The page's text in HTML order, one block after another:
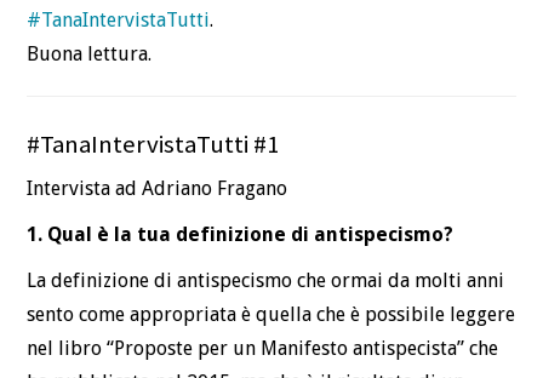
#TanaIntervistaTutti.
Buona lettura.
#TanaIntervistaTutti #1
Intervista ad Adriano Fragano
1. Qual è la tua definizione di antispecismo?
La definizione di antispecismo che ormai da molti anni
sento come appropriata è quella che è possibile leggere
nel libro “Proposte per un Manifesto antispecista” che